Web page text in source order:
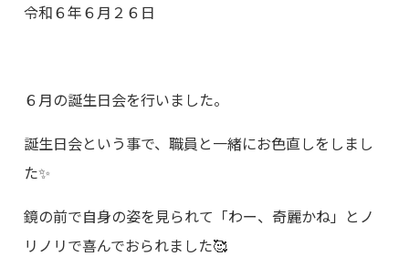
令和６年６月２６日
６月の誕生日会を行いました。
誕生日会という事で、職員と一緒にお色直しをしまし
た✨
鏡の前で自身の姿を見られて「わー、奇麗かね」とノ
リノリで喜んでおられました🥰